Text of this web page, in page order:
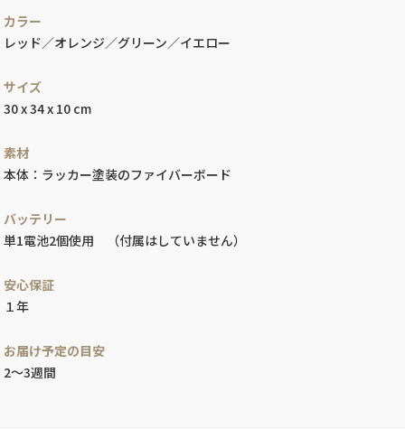
カラー
レッド／オレンジ／グリーン／イエロー
サイズ
30 x 34 x 10 cm
素材
本体：ラッカー塗装のファイバーボード
バッテリー
単1電池2個使用 （付属はしていません）
安心保証
１年
お届け予定の目安
2～3週間